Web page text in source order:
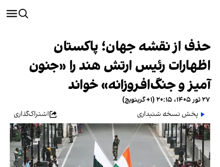
حذف از نقشه جهان؛ پاکستان
اظهارات رئیس ارتش هند را «جنون
آمیز و جنگ‌افروزانه» خواند
۲۷ ثور ۱۴۰۵، ۲۰:۱۵ (‎+۱ گرینویچ)
پخش نسخه شنیداری
اشتراک‌گذاری